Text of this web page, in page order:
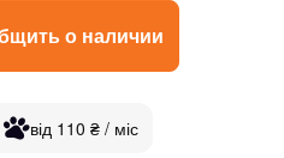
о наличии
від 110 ₴ / міс